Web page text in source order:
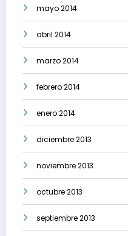
mayo 2014
abril 2014
marzo 2014
febrero 2014
enero 2014
diciembre 2013
noviembre 2013
octubre 2013
septiembre 2013